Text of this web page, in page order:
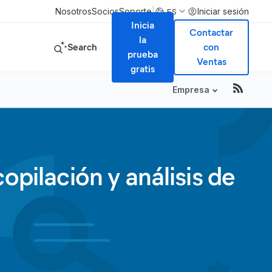
NosotrosSociosSoporte| ES Iniciar sesión
Search
Inicia
la
prueba
gratis
Contactar
con
Ventas
Empresa
y análisis de